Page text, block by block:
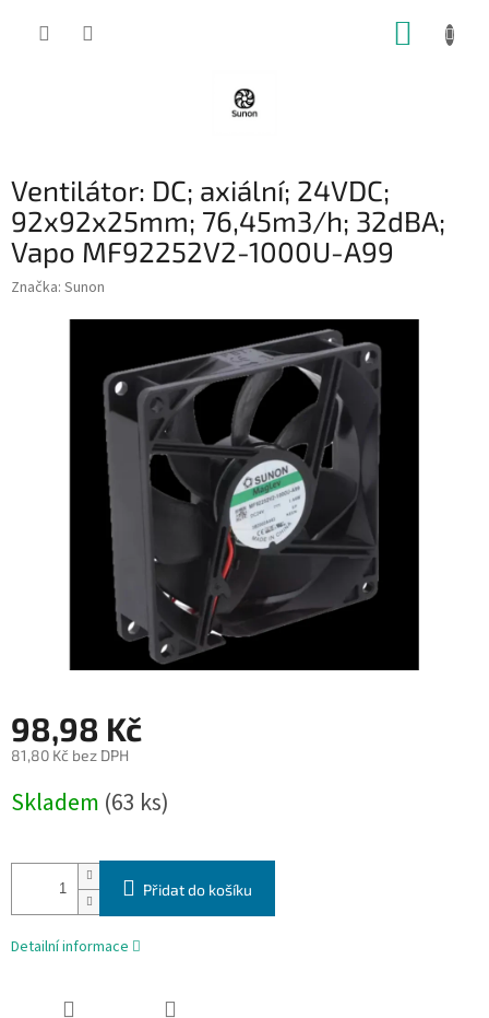
Ventilátor: DC; axiální; 24VDC;
92x92x25mm; 76,45m3/h; 32dBA;
Vapo MF92252V2-1000U-A99
Značka: Sunon
98,98 Kč
81,80 Kč bez DPH
cena:
Skladem (63 ks)
Přidat do košíku
Detailní informace